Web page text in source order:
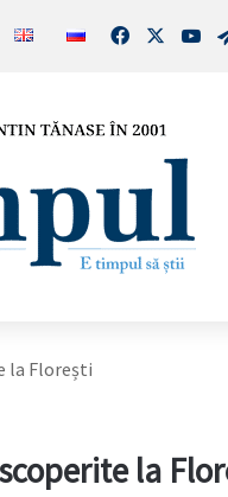
Facebook
la Florești
la